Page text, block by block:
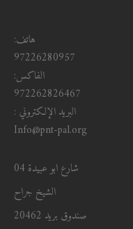
هاتف:
97226280957
الفاكس:
972262826467
البريد الإلكتروني :
Info@pnt-pal.org
شارع ابو عبيدة 04
الشيخ جراح
صندوق بريد 20462